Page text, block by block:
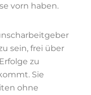
vorn haben.
sein, frei über
zu
Sie
ohne